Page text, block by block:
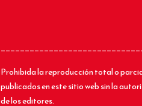
Prohibida la reproducción total o
publicados en este sitio web sin la
de los editores.